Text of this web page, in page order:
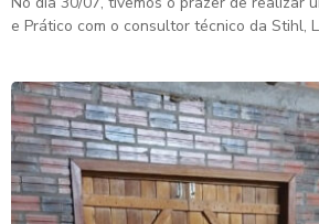
e Prático com o consultor técnico da Stihl,